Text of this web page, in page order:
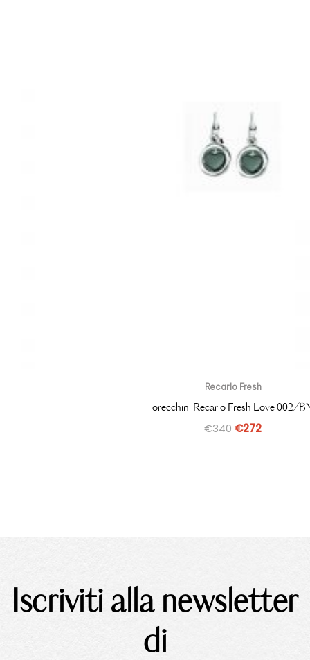
Recarlo Fresh
orecchini Recarlo Fresh Love 002/
€340 €272
Iscriviti alla newsletter
di